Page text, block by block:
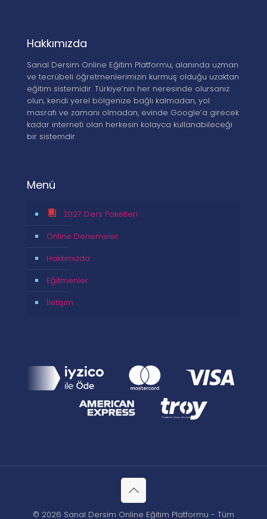
Hakkımızda
Sanal Dersim Online Eğitim Platformu, alanında uzman
ve tecrübeli öğretmenlerimizin kurmuş olduğu uzaktan
eğitim sistemidir. Türkiye’nin her neresinde olursanız
olun, kendi yerel bölgenize bağlı kalmadan, yol
masrafı ve zamanı olmadan, evinde Google’a girecek
kadar interneti olan herkesin kolayca kullanabileceği
bir sistemdir.
Menü
2027 Ders Paketleri
Online Denemeler
Hakkımızda
Eğitmenler
İletişim
© 2026 Sanal Dersim Online Eğitim Platformu - Tüm